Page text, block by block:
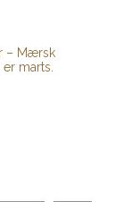
– Mærsk
marts.